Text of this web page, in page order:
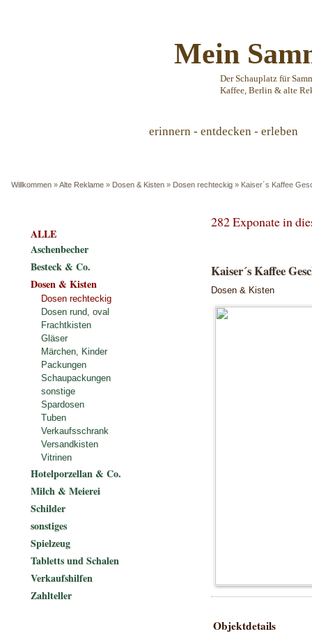
Mein
Der Schauplatz für
Kaffee, Berlin & alte
erinnern - entdecken - erleben
Willkommen »Alte Reklame » Dosen & Kisten » Dosen rechteckig » Kaiser´s Kaffee
282 Exponate in
Kaiser´s Kaffee
Dosen & Kisten
Objektdetails
ALLE
Aschenbecher
Besteck & Co.
Dosen & Kisten
Dosen rechteckig
Dosen rund, oval
Frachtkisten
Gläser
Märchen, Kinder
Packungen
Schaupackungen
sonstige
Spardosen
Tuben
Verkaufsschrank
Versandkisten
Vitrinen
Hotelporzellan & Co.
Milch & Meierei
Schilder
sonstiges
Spielzeug
Tabletts und Schalen
Verkaufshilfen
Zahlteller